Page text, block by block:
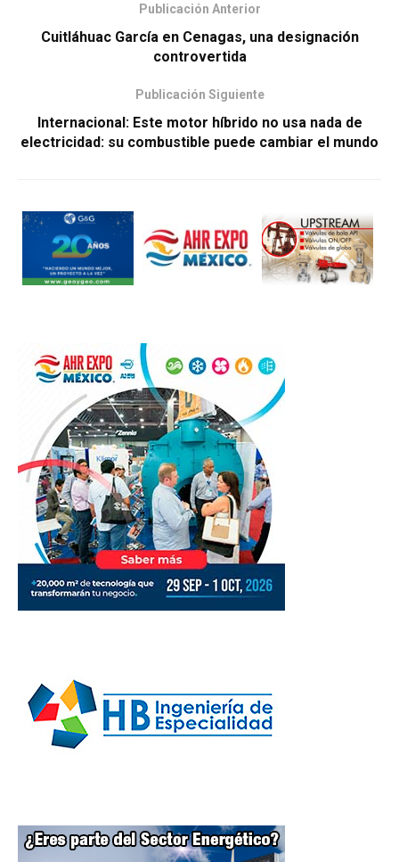
Publicación Anterior
Cuitláhuac García en Cenagas, una designación
controvertida
Publicación Siguiente
Internacional: Este motor híbrido no usa nada de
electricidad: su combustible puede cambiar el mundo